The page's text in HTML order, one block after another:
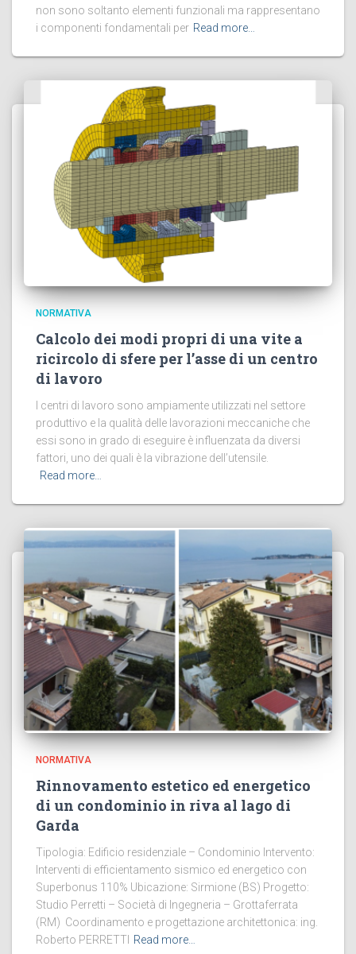
non sono soltanto elementi funzionali ma rappresentano
i componenti fondamentali per Read more…
NORMATIVA
Calcolo dei modi propri di una vite a
ricircolo di sfere per l’asse di un centro
di lavoro
I centri di lavoro sono ampiamente utilizzati nel settore
produttivo e la qualità delle lavorazioni meccaniche che
essi sono in grado di eseguire è influenzata da diversi
fattori, uno dei quali è la vibrazione dell’utensile.
Read more…
NORMATIVA
Rinnovamento estetico ed energetico
di un condominio in riva al lago di
Garda
Tipologia: Edificio residenziale – Condominio Intervento:
Interventi di efficientamento sismico ed energetico con
Superbonus 110% Ubicazione: Sirmione (BS) Progetto:
Studio Perretti – Società di Ingegneria – Grottaferrata
(RM) Coordinamento e progettazione architettonica: ing.
Roberto PERRETTI Read more…